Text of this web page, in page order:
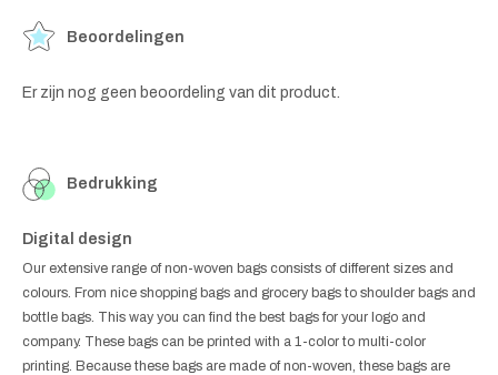
Beoordelingen
Er zijn nog geen beoordeling van dit product.
Bedrukking
Digital design
Our extensive range of non-woven bags consists of different sizes and
colours. From nice shopping bags and grocery bags to shoulder bags and
bottle bags. This way you can find the best bags for your logo and
company. These bags can be printed with a 1-color to multi-color
printing. Because these bags are made of non-woven, these bags are